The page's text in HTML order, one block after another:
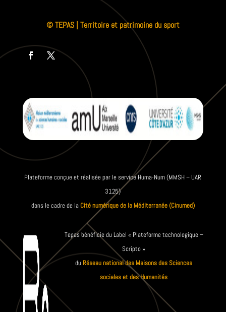
© TEPAS | Territoire et patrimoine du sport
Plateforme conçue et réalisée par le service Huma-Num (MMSH – UAR
3125)
dans le cadre de la Cité numérique de la Méditerranée (Cinumed)
Tepas bénéficie du Label « Plateforme technologique –
Scripto »
du Réseau national des Maisons des Sciences
sociales et des Humanités